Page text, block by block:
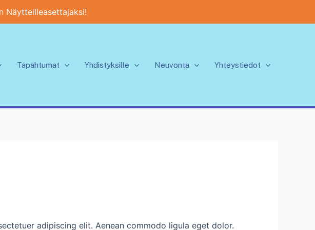
Näytteilleasettajaksi!
Tapahtumat Yhdistyksille Neuvonta Yhteystiedot
adipiscing elit. Aenean commodo ligula eget dolor.